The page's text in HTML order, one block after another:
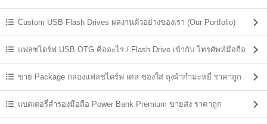
Custom USB Flash Drives ผลงานตัวอย่างของเรา (Our Portfolio)
แฟลชไดร์ฟ USB OTG คืออะไร / Flash Drive เข้ากับ โทรศัพท์มือถือ
ขาย Package กล่องแฟลชไดร์ฟ เคส ซองใส่ ถุงผ้ากำมะหยี่ ราคาถูก
แบตเตอรี่สำรองมือถือ Power Bank Premium ขายส่ง ราคาถูก